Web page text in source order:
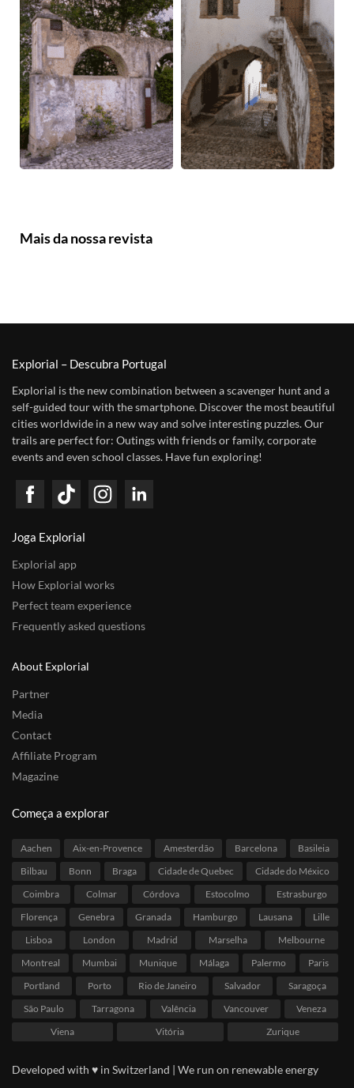
Mais da nossa revista
Explorial – Descubra Portugal
Explorial is the new combination between a scavenger hunt and a
self-guided tour with the smartphone. Discover the most beautiful
cities worldwide in a new way and solve interesting puzzles. Our
trails are perfect for: Outings with friends or family, corporate
events and even school classes. Have fun exploring!
Joga Explorial
Explorial app
How Explorial works
Perfect team experience
Frequently asked questions
About Explorial
Partner
Media
Contact
Affiliate Program
Magazine
Começa a explorar
Aachen Aix-en-Provence Amesterdão Barcelona
Basileia
Bilbau
Bonn Braga Cidade de Quebec
Cidade do México
Coimbra
Colmar Córdova Estocolmo
Estrasburgo
Florença
Genebra Granada Hamburgo Lausana
Lille
Lisboa
London Madrid Marselha
Melbourne
Montreal
Mumbai Munique Málaga Palermo
Paris
Portland
Porto Rio de Janeiro Salvador
Saragoça
São Paulo
Tarragona Valência Vancouver
Veneza
Viena
Vitória Zurique
Developed with ♥ in Switzerland | We run on renewable energy